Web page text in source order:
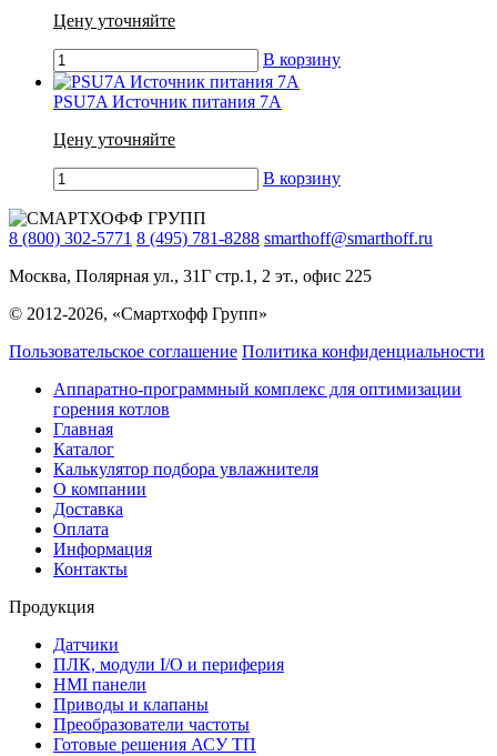
Цену уточняйте
В корзину
PSU7A Источник питания 7А
Цену уточняйте
В корзину
8 (800) 302-5771 8 (495) 781-8288 smarthoff@smarthoff.ru
Москва, Полярная ул., 31Г стр.1, 2 эт., офис 225
© 2012-2026, «Смартхофф Групп»
Пользовательское соглашение Политика конфиденциальности
Аппаратно-программный комплекс для оптимизации
горения котлов
Главная
Каталог
Калькулятор подбора увлажнителя
О компании
Доставка
Оплата
Информация
Контакты
Продукция
Датчики
ПЛК, модули I/O и периферия
HMI панели
Приводы и клапаны
Преобразователи частоты
Готовые решения АСУ ТП